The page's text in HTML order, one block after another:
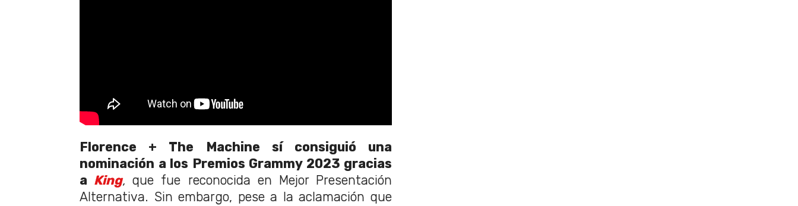
Florence + The Machine sí consiguió una
nominación a los Premios Grammy 2023 gracias
a King,que fue reconocida en Mejor Presentación
Alternativa. Sin embargo, pese a la aclamación que